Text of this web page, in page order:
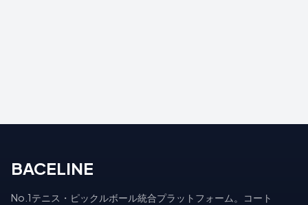
BACELINE
No.1テニス・ピックルボール統合プラットフォーム。コート